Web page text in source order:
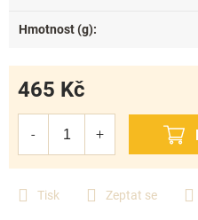
Tisk Zeptat se
465 Kč
Hmotnost (g):